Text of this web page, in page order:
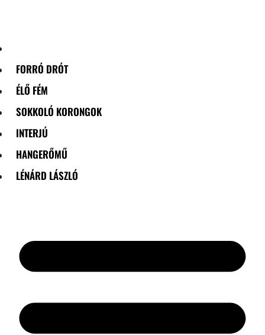
FORRÓ DRÓT
ÉLŐ FÉM
SOKKOLÓ KORONGOK
INTERJÚ
HANGERŐMŰ
LÉNÁRD LÁSZLÓ